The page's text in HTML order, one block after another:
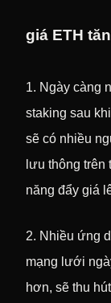
giá ETH
1. Ngày càng
staking sau
sẽ có nhiều
lưu thông
năng đẩy giá
2. Nhiều ứng
mạng lưới
hơn, sẽ thu